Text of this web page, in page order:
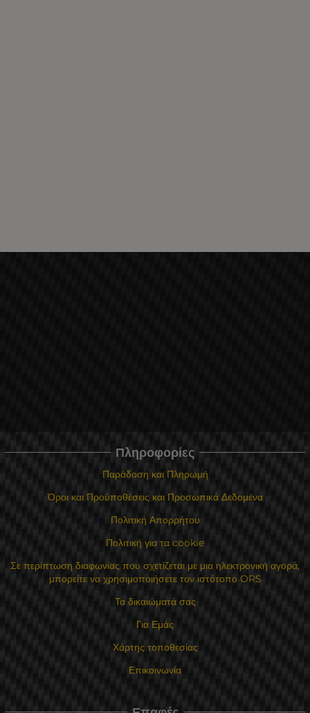
Πληροφορίες
Παράδοση και Πληρωμή
Όροι και Προϋποθέσεις και Προσωπικά Δεδομένα
Πολιτική Απορρήτου
Πολιτική για τα cookie
Σε περίπτωση διαφωνίας που σχετίζεται με μια ηλεκτρονική αγορά,
μπορείτε να χρησιμοποιήσετε τον ιστότοπο ORS
Τα δικαιώματά σας
Για Εμάς
Χάρτης τοποθεσίας
Επικοινωνία